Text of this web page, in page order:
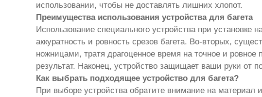
использовании, чтобы не доставлять лишних хлопот.
Преимущества использования устройства для багета
Использование специального устройства при установке
аккуратность и ровность срезов багета. Во-вторых,
ножницами, тратя драгоценное время на точное и
результат. Наконец, устройство защищает ваши руки от
Как выбрать подходящее устройство для багета?
При выборе устройства обратите внимание на материал